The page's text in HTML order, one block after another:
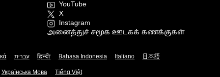
YouTube
X
Instagram
அனைத்துச் சமூக ஊடகக் கணக்குகள்
עברית हिन्दी Bahasa Indonesia Italiano 日本語
Українська Мова Tiếng Việt